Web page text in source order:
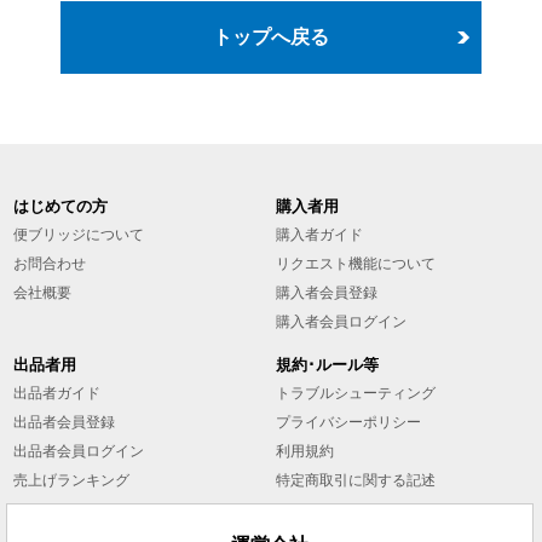
トップへ戻る
はじめての方
便ブリッジについて
お問合わせ
会社概要
購入者用
購入者ガイド
リクエスト機能について
購入者会員登録
購入者会員ログイン
出品者用
出品者ガイド
出品者会員登録
出品者会員ログイン
売上げランキング
規約･ルール等
トラブルシューティング
プライバシーポリシー
利用規約
特定商取引に関する記述